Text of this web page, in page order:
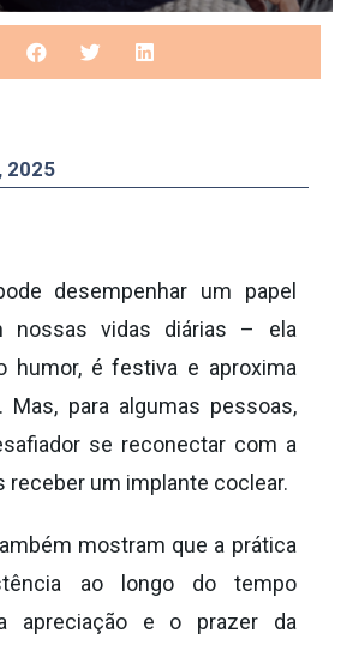
2025
desempenhar um papel
nossas vidas diárias – ela
humor, é festiva e aproxima
Mas, para algumas pessoas,
se reconectar com a
receber um implante coclear.
mostram que a prática
ao longo do tempo
apreciação e o prazer da